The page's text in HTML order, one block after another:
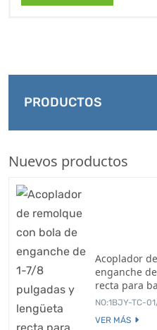
PRODUCTOS
Nuevos productos
Acoplador
enganche
recta para
NO:1BJY-TC-
VER MÁS